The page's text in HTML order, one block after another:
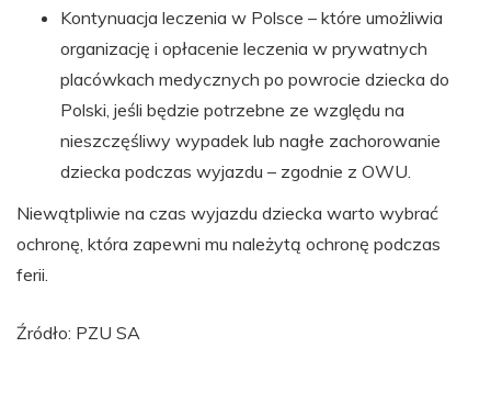
Kontynuacja leczenia w Polsce – które umożliwia
organizację i opłacenie leczenia w prywatnych
placówkach medycznych po powrocie dziecka do
Polski, jeśli będzie potrzebne ze względu na
nieszczęśliwy wypadek lub nagłe zachorowanie
dziecka podczas wyjazdu – zgodnie z OWU.
Niewątpliwie na czas wyjazdu dziecka warto wybrać
ochronę, która zapewni mu należytą ochronę podczas
ferii.
Źródło: PZU SA